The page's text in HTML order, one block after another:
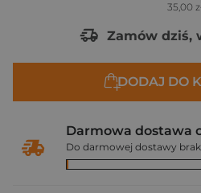
35,00
Zamów dziś,
DODAJ DO
Darmowa dostawa
Do darmowej dostawy